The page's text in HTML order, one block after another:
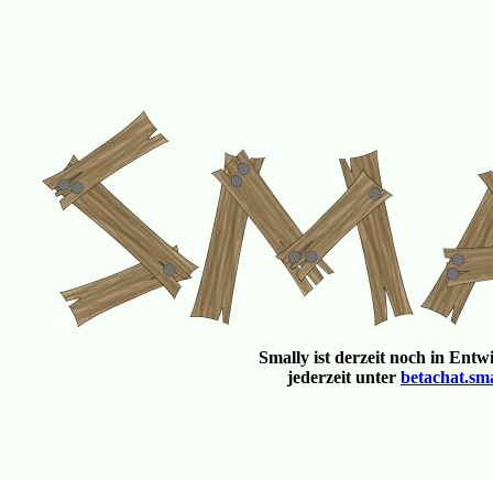
Smally ist derzeit noch in
jederzeit unter